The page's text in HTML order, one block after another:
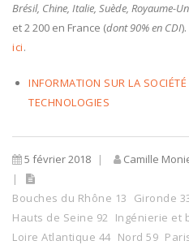
Brésil, Chine, Italie, Suède, Royaume-
et 2 200 en France (dont 90% en CDI
ici.
INFORMATION SUR LA
TECHNOLOGIES
5 février 2018 Camille
Bouches du Rhône 13 Gironde
Hauts de Seine 92
Ingénierie et
Loire Atlantique 44 Nord 59